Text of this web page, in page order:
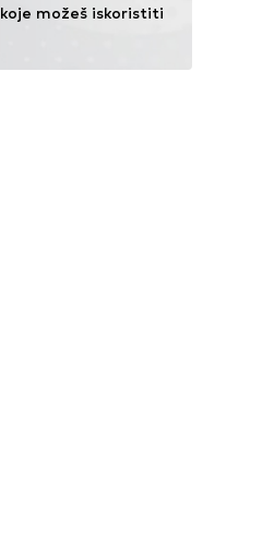
koje možeš iskoristiti